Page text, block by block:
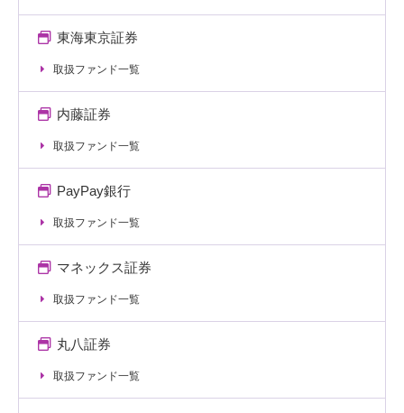
東海東京証券
取扱ファンド一覧
内藤証券
取扱ファンド一覧
PayPay銀行
取扱ファンド一覧
マネックス証券
取扱ファンド一覧
丸八証券
取扱ファンド一覧